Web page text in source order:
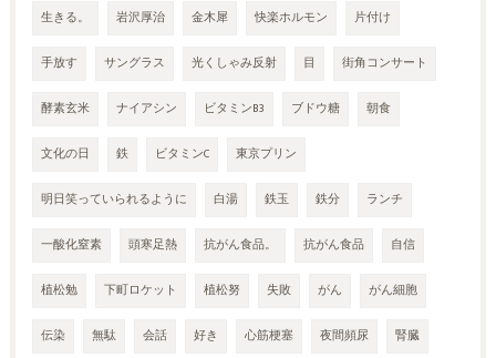
生きる。 岩沢厚治 金木犀 快楽ホルモン 片付け
手放す サングラス 光くしゃみ反射 目 街角コンサート
酵素玄米 ナイアシン ビタミンB3 ブドウ糖 朝食
文化の日 鉄 ビタミンC 東京プリン
明日笑っていられるように 白湯 鉄玉 鉄分 ランチ
一酸化窒素 頭寒足熱 抗がん食品。 抗がん食品 自信
植松勉 下町ロケット 植松努 失敗 がん がん細胞
伝染 無駄 会話 好き 心筋梗塞 夜間頻尿 腎臓